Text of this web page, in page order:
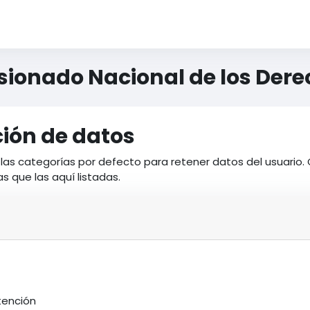
Nacional de los
de datos
categorías por defecto para retener datos del usuario.
que las aquí listadas.